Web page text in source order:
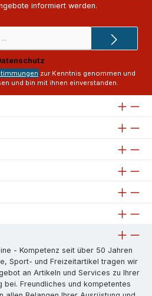
informiert werden.
zur Kenntnis genommen und
und bin mit ihnen einverstanden.
- Kompetenz seit über 50 Jahren
Sport- und Freizeitartikel tragen wir
an Artikeln und Services zu Ihrer
bei. Freundliches und kompetentes